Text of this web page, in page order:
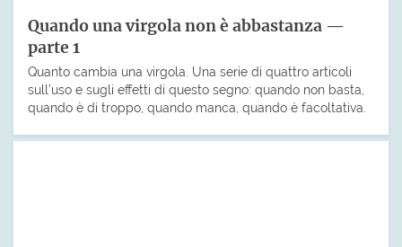
Quando una virgola non è abbastanza —
parte 1
Quanto cambia una virgola. Una serie di quattro articoli
sull’uso e sugli effetti di questo segno: quando non basta,
quando è di troppo, quando manca, quando è facoltativa.